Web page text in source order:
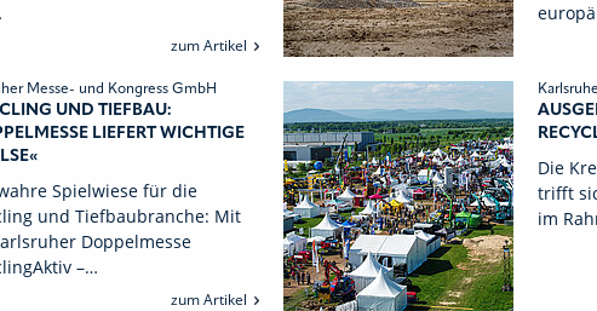
zum Artikel
Messe- und Kongress GmbH
UND TIEFBAU:
LIEFERT WICHTIGE
Spielwiese für die
und Tiefbaubranche: Mit
Doppelmesse
–…
zum Artikel
Die
trifft
im